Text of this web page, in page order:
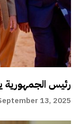
رئيس
13, 2025